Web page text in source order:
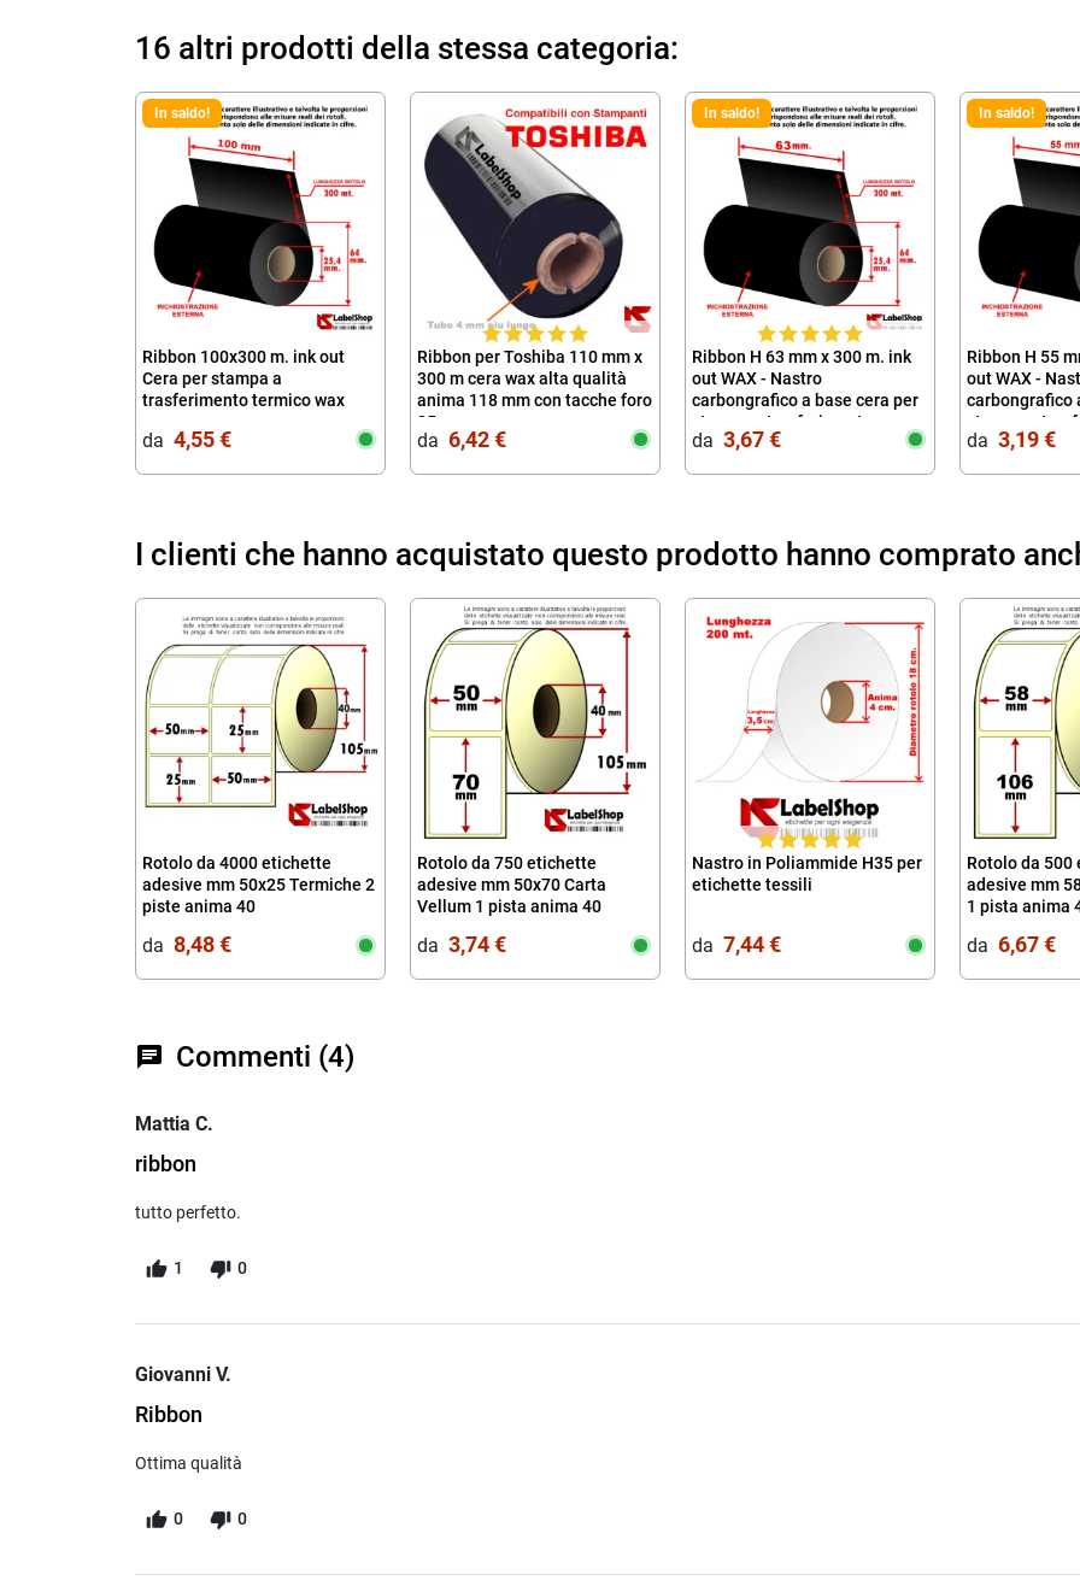
16 altri prodotti della stessa categoria:
In saldo!
Ribbon 100x300 m. ink out
Cera per stampa a
trasferimento termico wax
da‎ ‎ 4,55 €
Ribbon per Toshiba 110 mm x
300 m cera wax alta qualità
anima 118 mm con tacche foro
25mm
da‎ ‎ 6,42 €
In saldo!
Ribbon H 63 mm x 300 m. ink
out WAX - Nastro
carbongrafico a base cera per
stampa a trasferimento
termico (Ribbon in Cera)
da‎ ‎ 3,67 €
In saldo!
Ribbon H 55
out WAX -
carbongrafico
stampa a
termico
da‎ ‎ 3,19 €
I clienti che hanno acquistato questo prodotto hanno comprato
Rotolo da 4000 etichette
adesive mm 50x25 Termiche 2
piste anima 40
da‎ ‎ 8,48 €
Rotolo da 750 etichette
adesive mm 50x70 Carta
Vellum 1 pista anima 40
da‎ ‎ 3,74 €
Nastro in Poliammide H35 per
etichette tessili
da‎ ‎ 7,44 €
Rotolo da 500
adesive mm
1 pista anima
da‎ ‎ 6,67 €
chat Commenti (4)
Mattia C.
ribbon
tutto perfetto.
1 0
Giovanni V.
Ribbon
Ottima qualità
0 0